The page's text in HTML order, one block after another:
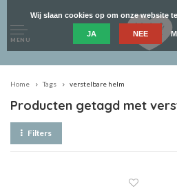
MENU
Home Tags verstelbare helm
Producten getagd met
Filters
Wij slaan cookies op om onze website
JA NEE